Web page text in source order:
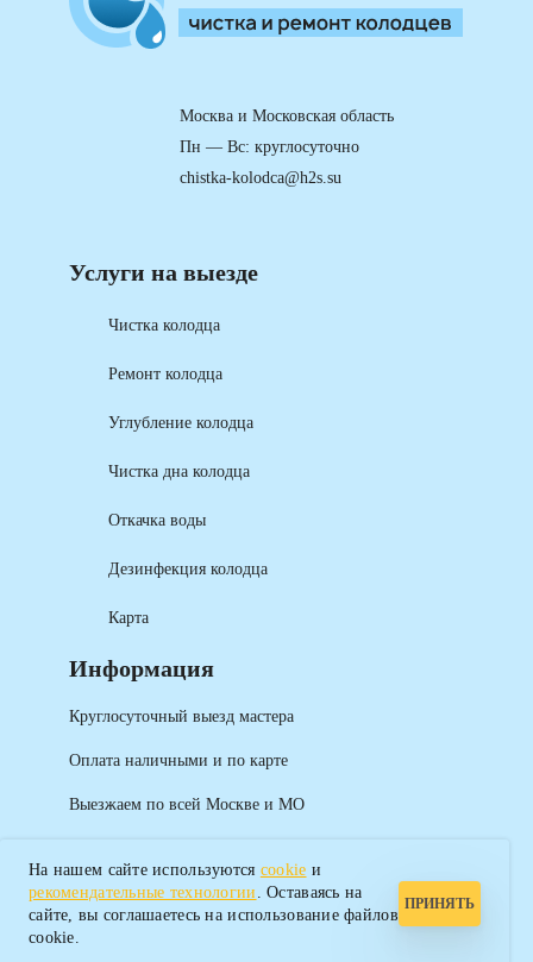
Услуги на выезде
Чистка колодца
Ремонт колодца
Углубление колодца
Чистка дна колодца
Откачка воды
Дезинфекция колодца
Карта
Информация
Круглосуточный выезд мастера
Оплата наличными и по карте
Выезжаем по всей Москве и МО
Москва и Московская область
Пн — Вс: круглосуточно
chistka-kolodca@h2s.su
2026 САНТЕХПРОМ
На нашем сайте используются cookie и
рекомендательные технологии . Оставаясь на
сайте, вы соглашаетесь на использование файлов
cookie.
ПРИНЯТЬ